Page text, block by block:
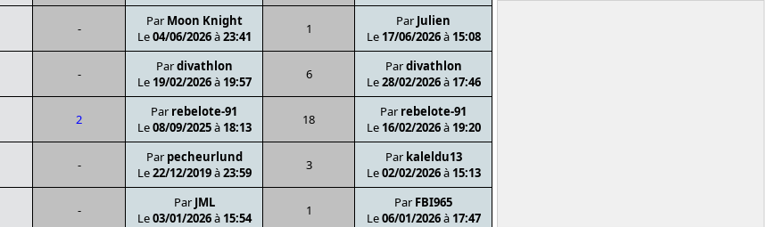
- Par Moon Knight
Le04/06/2026à23:41 1 Par Julien
Le 17/06/2026à 15:08
- Pardivathlon
Le 19/02/2026à 19:57 6 Pardivathlon
Le28/02/2026à 17:46
2 Par rebelote-91
Le08/09/2025à 18:13 18 Par rebelote-91
Le 16/02/2026à 19:20
- Par pecheurlund
Le22/12/2019à23:59 3 Par kaleldu13
Le02/02/2026à 15:13
- Par JML
Le03/01/2026à 15:54 1 Par FBI965
Le06/01/2026à 17:47